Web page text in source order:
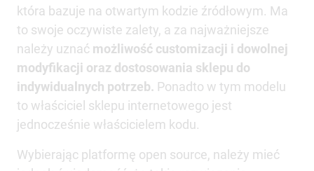
która bazuje na otwartym kodzie źródłowym. Ma
to swoje oczywiste zalety, a za najważniejsze
należy uznać możliwość customizacji i dowolnej
modyfikacji oraz dostosowania sklepu do
indywidualnych potrzeb. Ponadto w tym modelu
to właściciel sklepu internetowego jest
jednocześnie właścicielem kodu.
Wybierając platformę open source, należy mieć